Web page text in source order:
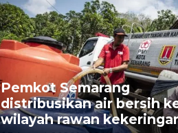
Pemkot Semarang
distribusikan air bersih
wilayah rawan